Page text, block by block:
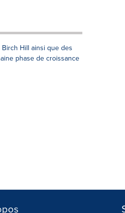
Hill ainsi que des
phase de croissance